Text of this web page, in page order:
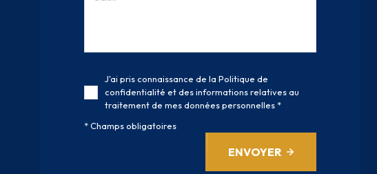
J'ai pris connaissance de la Politique de
confidentialité et des informations relatives au
traitement de mes données personnelles *
* Champs obligatoires
ENVOYER